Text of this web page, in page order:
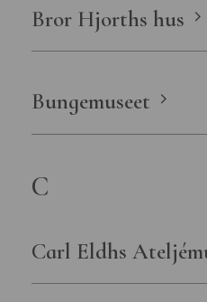
Bror Hjorths hus
Bungemuseet
C
Carl Eldhs